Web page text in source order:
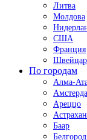
Литва
Молдова
США
Франция
По городам
Алма-
Ареццо
Баар
Белгород